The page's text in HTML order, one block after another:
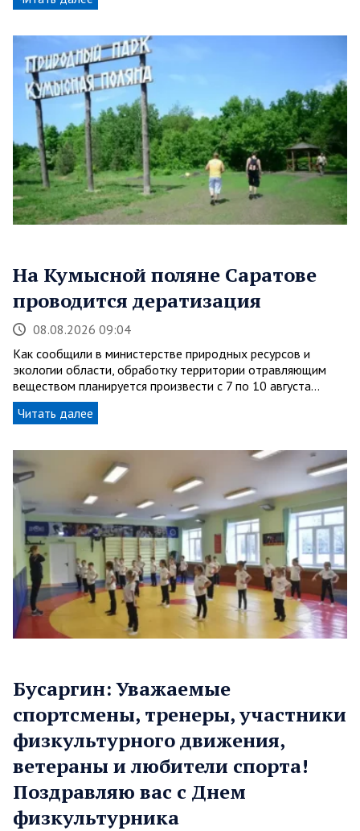
На Кумысной поляне Саратове
проводится дератизация
08.08.2026 09:04
Как сообщили в министерстве природных ресурсов и
экологии области, обработку территории отравляющим
веществом планируется произвести с 7 по 10 августа…
Читать далее
Бусаргин: Уважаемые
спортсмены, тренеры, участники
физкультурного движения,
ветераны и любители спорта!
Поздравляю вас с Днем
физкультурника